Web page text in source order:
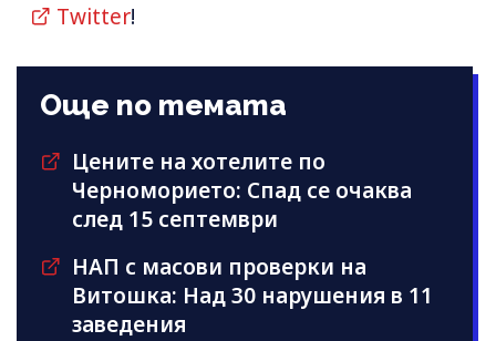
Twitter!
Още по темата
Цените на хотелите по
Черноморието: Спад се очаква
след 15 септември
НАП с масови проверки на
Витошка: Над 30 нарушения в 11
заведения